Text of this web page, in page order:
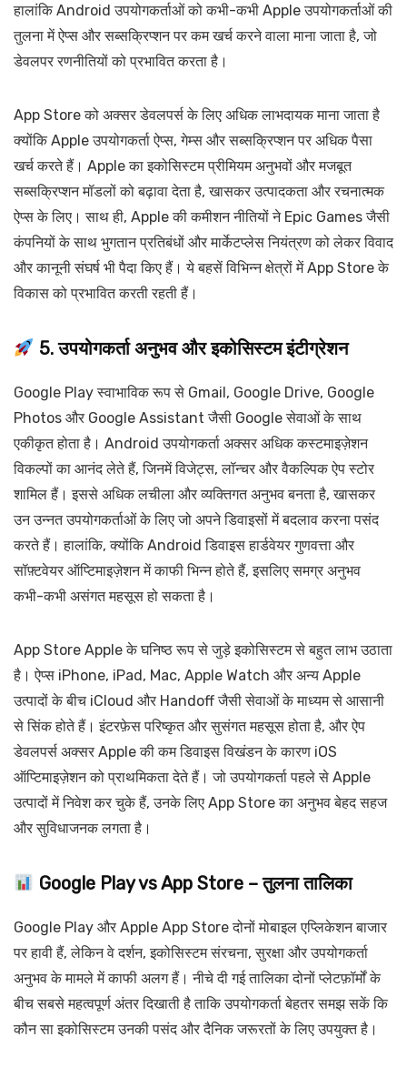
हालांकि Android उपयोगकर्ताओं को कभी-कभी Apple उपयोगकर्ताओं की
तुलना में ऐप्स और सब्सक्रिप्शन पर कम खर्च करने वाला माना जाता है, जो
डेवलपर रणनीतियों को प्रभावित करता है।
App Store को अक्सर डेवलपर्स के लिए अधिक लाभदायक माना जाता है
क्योंकि Apple उपयोगकर्ता ऐप्स, गेम्स और सब्सक्रिप्शन पर अधिक पैसा
खर्च करते हैं। Apple का इकोसिस्टम प्रीमियम अनुभवों और मजबूत
सब्सक्रिप्शन मॉडलों को बढ़ावा देता है, खासकर उत्पादकता और रचनात्मक
ऐप्स के लिए। साथ ही, Apple की कमीशन नीतियों ने Epic Games जैसी
कंपनियों के साथ भुगतान प्रतिबंधों और मार्केटप्लेस नियंत्रण को लेकर विवाद
और कानूनी संघर्ष भी पैदा किए हैं। ये बहसें विभिन्न क्षेत्रों में App Store के
विकास को प्रभावित करती रहती हैं।
5. उपयोगकर्ता अनुभव और इकोसिस्टम इंटीग्रेशन
Google Play स्वाभाविक रूप से Gmail, Google Drive, Google
Photos और Google Assistant जैसी Google सेवाओं के साथ
एकीकृत होता है। Android उपयोगकर्ता अक्सर अधिक कस्टमाइज़ेशन
विकल्पों का आनंद लेते हैं, जिनमें विजेट्स, लॉन्चर और वैकल्पिक ऐप स्टोर
शामिल हैं। इससे अधिक लचीला और व्यक्तिगत अनुभव बनता है, खासकर
उन उन्नत उपयोगकर्ताओं के लिए जो अपने डिवाइसों में बदलाव करना पसंद
करते हैं। हालांकि, क्योंकि Android डिवाइस हार्डवेयर गुणवत्ता और
सॉफ़्टवेयर ऑप्टिमाइज़ेशन में काफी भिन्न होते हैं, इसलिए समग्र अनुभव
कभी-कभी असंगत महसूस हो सकता है।
App Store Apple के घनिष्ठ रूप से जुड़े इकोसिस्टम से बहुत लाभ उठाता
है। ऐप्स iPhone, iPad, Mac, Apple Watch और अन्य Apple
उत्पादों के बीच iCloud और Handoff जैसी सेवाओं के माध्यम से आसानी
से सिंक होते हैं। इंटरफ़ेस परिष्कृत और सुसंगत महसूस होता है, और ऐप
डेवलपर्स अक्सर Apple की कम डिवाइस विखंडन के कारण iOS
ऑप्टिमाइज़ेशन को प्राथमिकता देते हैं। जो उपयोगकर्ता पहले से Apple
उत्पादों में निवेश कर चुके हैं, उनके लिए App Store का अनुभव बेहद सहज
और सुविधाजनक लगता है।
Google Play vs App Store – तुलना तालिका
Google Play और Apple App Store दोनों मोबाइल एप्लिकेशन बाजार
पर हावी हैं, लेकिन वे दर्शन, इकोसिस्टम संरचना, सुरक्षा और उपयोगकर्ता
अनुभव के मामले में काफी अलग हैं। नीचे दी गई तालिका दोनों प्लेटफ़ॉर्मों के
बीच सबसे महत्वपूर्ण अंतर दिखाती है ताकि उपयोगकर्ता बेहतर समझ सकें कि
कौन सा इकोसिस्टम उनकी पसंद और दैनिक जरूरतों के लिए उपयुक्त है।